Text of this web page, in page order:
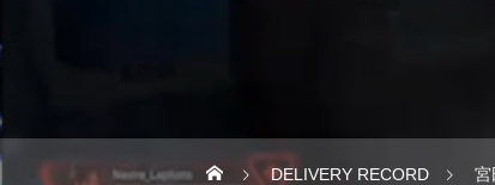
DELIVERY RECORD 宮